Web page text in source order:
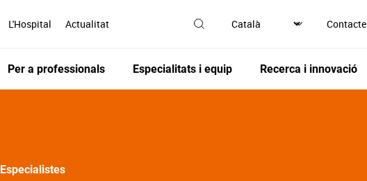
L'Hospital Actualitat Contacte
Per a professionals Especialitats i equip Recerca i innovació
Especialistes